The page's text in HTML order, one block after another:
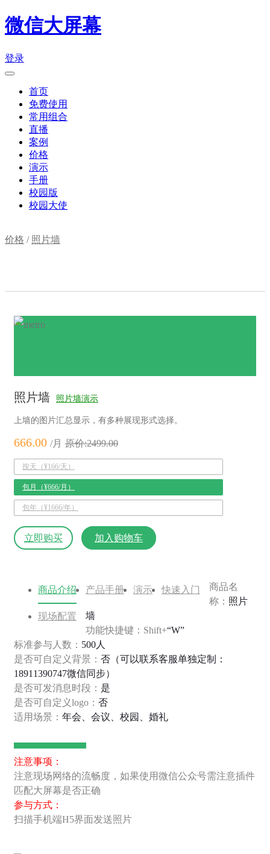
微信大屏幕
登录
首页
免费使用
常用组合
直播
案例
价格
演示
手册
校园版
校园大使
价格 / 照片墙
照片墙 照片墙演示
上墙的图片汇总显示，有多种展现形式选择。
666.00 /月 原价:2499.00
按天（¥166/天）
包月（¥666/月）
包年（¥1666/年）
立即购买 加入购物车
商品介绍 产品手册 演示 快速入门
现场配置
商品名
称： 照片
墙
功能快捷键：Shift+“W”
标准参与人数： 500人
是否可自定义背景： 否（可以联系客服单独定制：
18911390747微信同步）
是否可发消息时段： 是
是否可自定义logo： 否
适用场景： 年会、会议、校园、婚礼
注意事项：
注意现场网络的流畅度，如果使用微信公众号需注意插件
匹配大屏幕是否正确
参与方式：
扫描手机端H5界面发送照片